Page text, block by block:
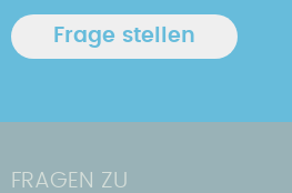
FRAGEN ZU